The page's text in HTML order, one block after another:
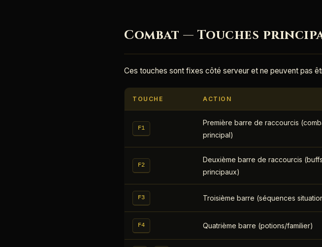
Combat — Touches
Ces touches sont fixes côté serveur et ne peuvent pas
TOUCHE ACTION
F1
Première barre de raccourcis
principal)
F2
Deuxième barre de raccourcis (buffs
principaux)
F3 Troisième barre (séquences
F4 Quatrième barre (potions/familier)